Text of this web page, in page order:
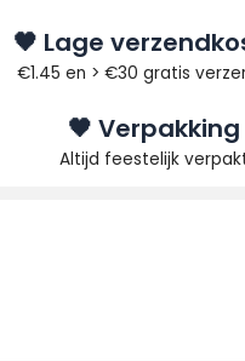
🖤 Lage
€1.45 en > €30 gratis
🖤 Verpakking
Altijd feestelijk